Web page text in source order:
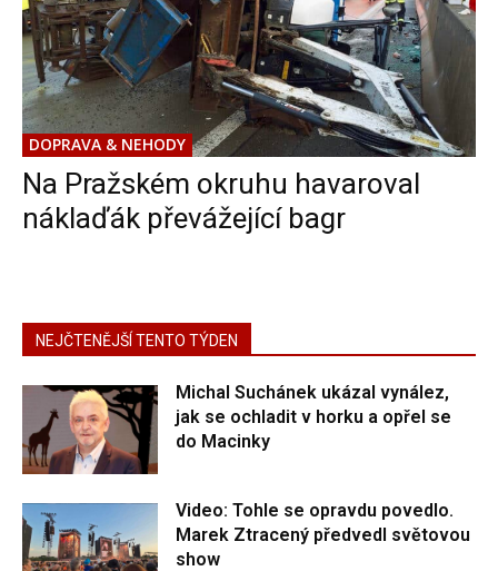
DOPRAVA & NEHODY
Na Pražském okruhu havaroval
náklaďák převážející bagr
NEJČTENĚJŠÍ TENTO TÝDEN
Michal Suchánek ukázal vynález,
jak se ochladit v horku a opřel se
do Macinky
Video: Tohle se opravdu povedlo.
Marek Ztracený předvedl světovou
show